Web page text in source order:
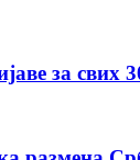
за свих